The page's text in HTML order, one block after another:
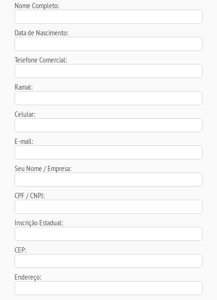
Nome Completo:
Data de Nascimento:
Telefone Comercial:
Ramal:
Celular:
E-mail:
Seu Nome / Empresa:
CPF / CNPJ:
Inscrição Estadual:
CEP:
Endereço: